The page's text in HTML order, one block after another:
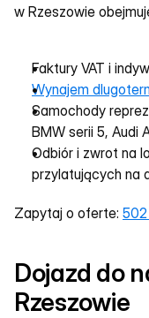
w Rzeszowie
Faktury VAT i
Wynajem
Samochody
BMW serii 5, Audi
Odbiór i zwrot na
przylatujących na
Zapytaj o oferte:
Dojazd do
Rzeszowie